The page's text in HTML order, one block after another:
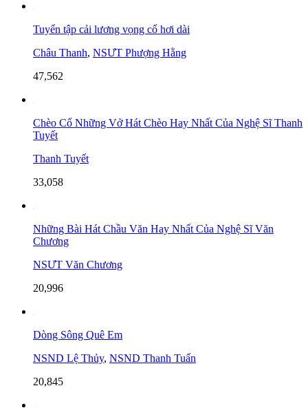
Tuyển tập cải lương vọng cổ hơi dài
Châu Thanh, NSƯT Phượng Hằng
47,562
Chèo Cổ Những Vở Hát Chèo Hay Nhất Của Nghệ Sĩ Thanh
Tuyết
Thanh Tuyết
33,058
Những Bài Hát Chầu Văn Hay Nhất Của Nghệ Sĩ Văn
Chương
NSƯT Văn Chương
20,996
Dòng Sông Quê Em
NSND Lệ Thủy, NSND Thanh Tuấn
20,845